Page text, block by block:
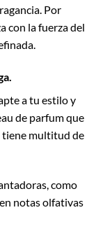
Por
con la fuerza del
a tu estilo y
de parfum que
tiene multitud de
como
notas olfativas